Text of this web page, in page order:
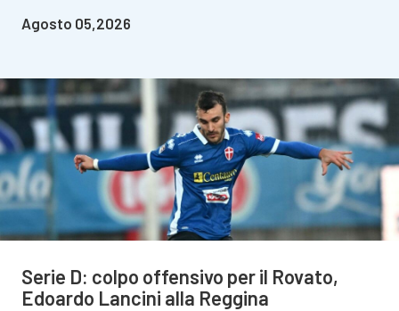
Agosto 05,2026
Serie D: colpo offensivo per il Rovato,
Edoardo Lancini alla Reggina